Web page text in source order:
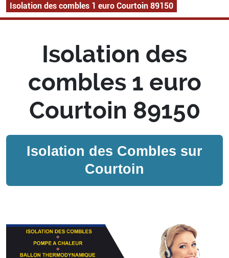
Isolation des combles 1 euro Courtoin 89150
Isolation des
combles 1 euro
Courtoin 89150
Isolation des Combles sur
Courtoin